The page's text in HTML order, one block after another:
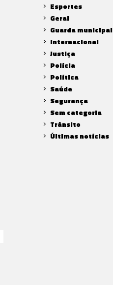
Esportes
Geral
Guarda municipal
Internacional
Justiça
Polícia
Política
Saúde
Segurança
Sem categoria
Trânsito
Últimas notícias